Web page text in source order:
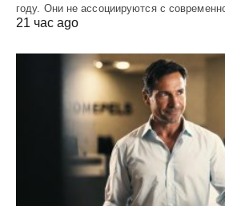
году. Они не ассоциируются с
21 час ago